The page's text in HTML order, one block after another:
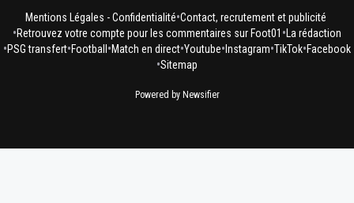
Mentions Légales - Confidentialité•Contact, recrutement et publicité
•Retrouvez votre compte pour les commentaires sur Foot01 • La rédaction
•PSG transfert•Football •Match en direct•Youtube• Instagram•TikTok•Facebook
•Sitemap
Powered by Newsifier